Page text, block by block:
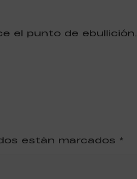
el punto de ebullición.
están marcados *